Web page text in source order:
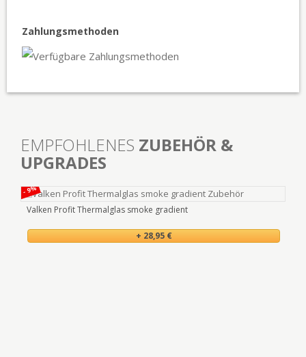
Zahlungsmethoden
EMPFOHLENES ZUBEHÖR &
UPGRADES
- 9%
Valken Profit Thermalglas smoke gradient
+ 28,95 €